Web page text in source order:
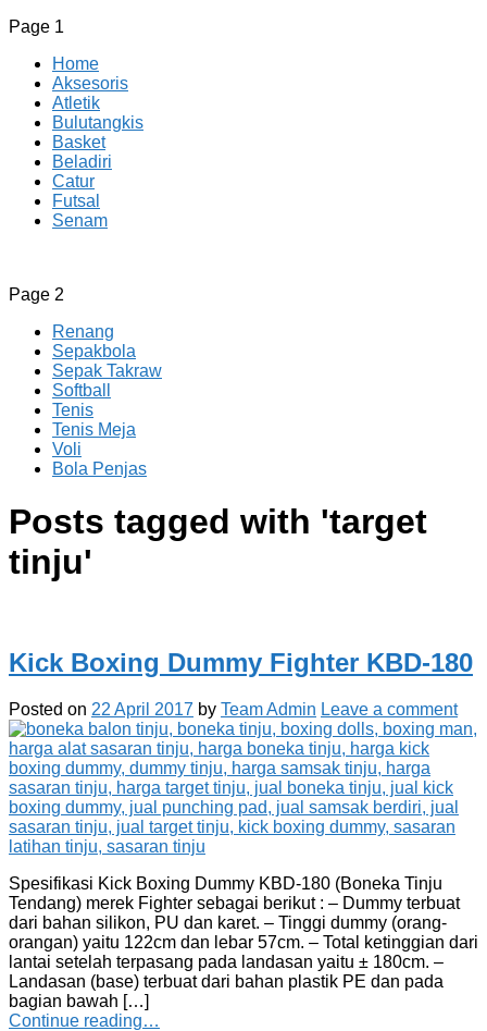
Page 1
Home
Aksesoris
Atletik
Bulutangkis
Basket
Beladiri
Catur
Futsal
Senam
CV JAYA BERSAMA Co Id
Menyediakan Semua Perlengkapan Olahraga Yang
Page 2
Renang
Sepakbola
Sepak Takraw
Softball
Tenis
Tenis Meja
Voli
Bola Penjas
Posts tagged with 'target
tinju'
Kick Boxing Dummy Fighter KBD-180
Posted on 22 April 2017 by Team Admin Leave a comment
Spesifikasi Kick Boxing Dummy KBD-180 (Boneka Tinju
Tendang) merek Fighter sebagai berikut : – Dummy terbuat
dari bahan silikon, PU dan karet. – Tinggi dummy (orang-
orangan) yaitu 122cm dan lebar 57cm. – Total ketinggian dari
lantai setelah terpasang pada landasan yaitu ± 180cm. –
Landasan (base) terbuat dari bahan plastik PE dan pada
bagian bawah […]
Continue reading…